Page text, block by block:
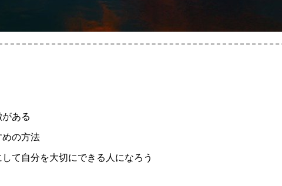
ある
めの方法
て自分を大切にできる人になろう